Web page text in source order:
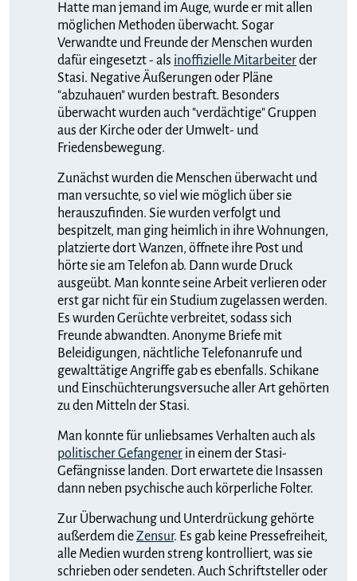
Hatte man jemand im Auge, wurde er mit allen
möglichen Methoden überwacht. Sogar
Verwandte und Freunde der Menschen wurden
dafür eingesetzt - als inoffizielle Mitarbeiterder
Stasi. Negative Äußerungen oder Pläne
"abzuhauen" wurden bestraft. Besonders
überwacht wurden auch "verdächtige" Gruppen
aus der Kirche oder der Umwelt- und
Friedensbewegung.
Zunächst wurden die Menschen überwacht und
man versuchte, so viel wie möglich über sie
herauszufinden. Sie wurden verfolgt und
bespitzelt, man ging heimlich in ihre Wohnungen,
platzierte dort Wanzen, öffnete ihre Post und
hörte sie am Telefon ab. Dann wurde Druck
ausgeübt. Man konnte seine Arbeit verlieren oder
erst gar nicht für ein Studium zugelassen werden.
Es wurden Gerüchte verbreitet, sodass sich
Freunde abwandten. Anonyme Briefe mit
Beleidigungen, nächtliche Telefonanrufe und
gewalttätige Angriffe gab es ebenfalls. Schikane
und Einschüchterungsversuche aller Art gehörten
zu den Mitteln der Stasi.
Man konnte für unliebsames Verhalten auch als
politischer Gefangener in einem der Stasi-
Gefängnisse landen. Dort erwartete die Insassen
dann neben psychische auch körperliche Folter.
Zur Überwachung und Unterdrückung gehörte
außerdem dieZensur. Es gab keine Pressefreiheit,
alle Medien wurden streng kontrolliert, was sie
schrieben oder sendeten. Auch Schriftsteller oder